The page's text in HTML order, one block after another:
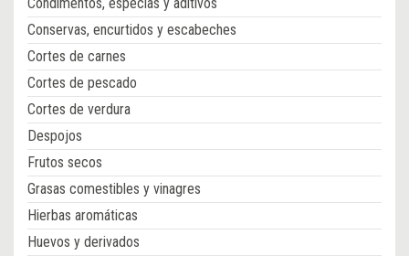
Conservas, encurtidos y escabeches
Cortes de carnes
Cortes de pescado
Cortes de verdura
Despojos
Frutos secos
Grasas comestibles y vinagres
Hierbas aromáticas
Huevos y derivados